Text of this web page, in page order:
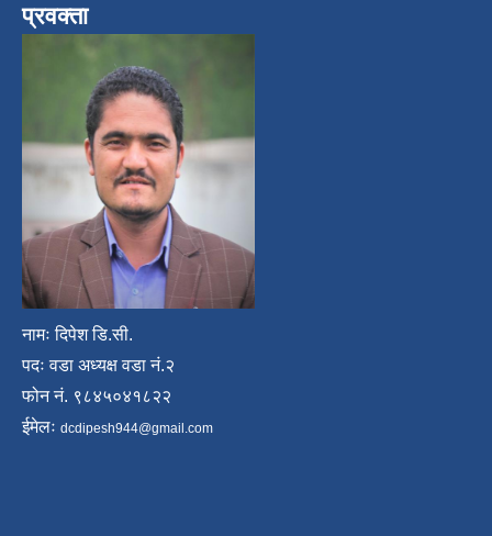
प्रवक्ता
नामः दिपेश डि.सी.
पदः वडा अध्यक्ष वडा नं.२
फोन नं. ९८४५०४१८२२
ईमेलः dcdipesh944@gmail.com